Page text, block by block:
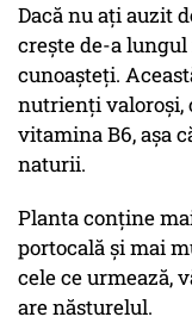
Dacă nu ați auzit
crește de-a
cunoașteți.
nutrienți valoroși,
vitamina B6, așa
naturii.
Planta conține
portocală și mai
cele ce urmează,
are năsturelul.